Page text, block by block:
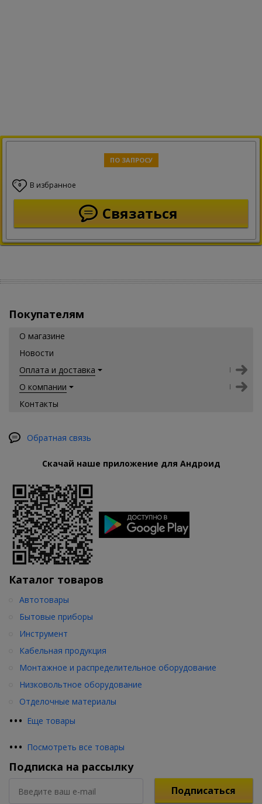
ПО ЗАПРОСУ
0 В избранное
Связаться
Покупателям
О магазине
Новости
Оплата и доставка
О компании
Контакты
Обратная связь
Скачай наше приложение для Андроид
Каталог товаров
••• Еще товары
Автотовары
Бытовые приборы
Инструмент
Кабельная продукция
Монтажное и распределительное оборудование
Низковольтное оборудование
Отделочные материалы
••• Посмотреть все товары
Подписка на рассылку
Подписаться